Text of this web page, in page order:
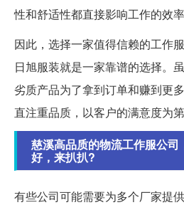
性和舒适性都直接影响工作的效
因此，选择一家值得信赖的工作
日旭服装就是一家靠谱的选择。
劣质产品为了拿到订单和赚到更
直注重品质，以客户的满意度为第
慈溪高品质的物流工作服公司
好，来扒扒?
有些公司可能需要为多个厂家提